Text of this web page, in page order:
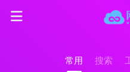
常用 搜索